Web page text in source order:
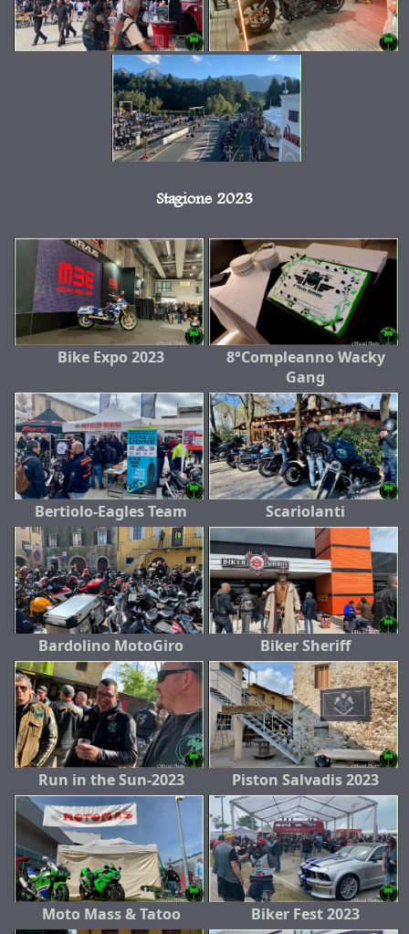
Stagione 2023
Bike Expo 2023
8°Compleanno Wacky
Gang
Bertiolo-Eagles Team Scariolanti
Bardolino MotoGiro Biker Sheriff
Run in the Sun-2023 Piston Salvadis 2023
Moto Mass & Tatoo Biker Fest 2023